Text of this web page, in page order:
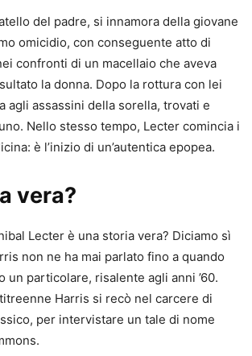
del padre, si innamora della giovane
omicidio, con conseguente atto di
confronti di un macellaio che aveva
la donna. Dopo la rottura con lei
agli assassini della sorella, trovati e
Nello stesso tempo, Lecter comincia i
è l’inizio di un’autentica epopea.
vera?
Lecter è una storia vera? Diciamo sì
non ne ha mai parlato fino a quando
un particolare, risalente agli anni ’60.
Harris si recò nel carcere di
per intervistare un tale di nome